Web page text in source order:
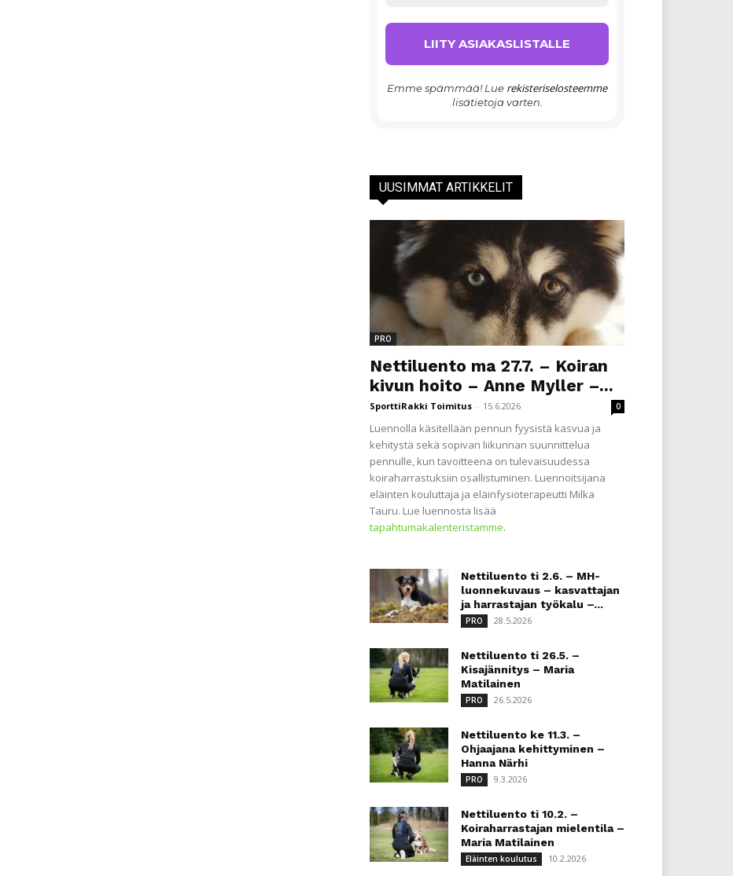
Emme spämmää! Lue rekisteriselosteemme
lisätietoja varten.
UUSIMMAT ARTIKKELIT
PRO
Nettiluento ma 27.7. – Koiran
kivun hoito – Anne Myller –...
SporttiRakki Toimitus - 15.6.2026 0
Luennolla käsitellään pennun fyysistä kasvua ja
kehitystä sekä sopivan liikunnan suunnittelua
pennulle, kun tavoitteena on tulevaisuudessa
koiraharrastuksiin osallistuminen. Luennoitsijana
eläinten kouluttaja ja eläinfysioterapeutti Milka
Tauru. Lue luennosta lisää
tapahtumakalenteristamme.
Nettiluento ti 2.6. – MH-
luonnekuvaus – kasvattajan
ja harrastajan työkalu –...
PRO 28.5.2026
Nettiluento ti 26.5. –
Kisajännitys – Maria
Matilainen
PRO 26.5.2026
Nettiluento ke 11.3. –
Ohjaajana kehittyminen –
Hanna Närhi
PRO 9.3.2026
Nettiluento ti 10.2. –
Koiraharrastajan mielentila –
Maria Matilainen
Eläinten koulutus 10.2.2026